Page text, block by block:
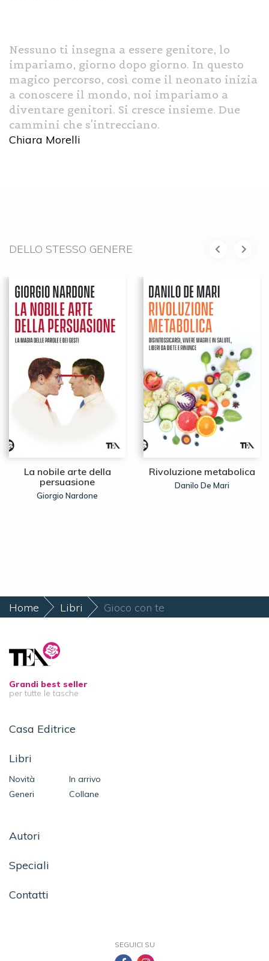
Nessuno ti insegna a essere genitore, lo
impariamo, giorno dopo giorno. In questo
magico percorso, così come il neonato inizia
a conoscere il mondo, noi impariamo a
diventare genitori. Si cresce insieme. Due
cammini che s'intrecciano.
Chiara Morelli
DELLO STESSO GENERE
La nobile arte della
persuasione
Giorgio Nardone
Rivoluzione metabolica
Danilo De Mari
Home Libri Gioco con te
Grandi best seller
per tutte le tasche
Casa Editrice
Libri
Novità
In arrivo
Generi
Collane
Autori
Speciali
Contatti
SEGUICI SU